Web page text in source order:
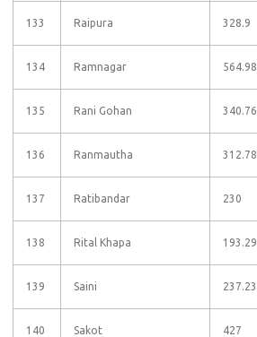
133 Raipura 328.9
134 Ramnagar 564.98
135 Rani Gohan 340.76
136 Ranmautha 312.78
137 Ratibandar 230
138 Rital Khapa 193.29
139 Saini 237.23
140 Sakot 427